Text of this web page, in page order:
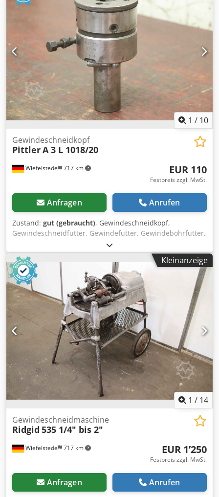
1 / 10
Wiefelstede 717 km
Gewindeschneidkopf
PittlerA 3 L 1018/20
EUR 110
Festpreis zzgl. MwSt.
Anfragen Anrufen
Zustand: gut (gebraucht), Gewindeschneidkopf,
Gewindeschneidfutter, Gewindefutter, Gewindebohrfutter,
Fräswerkzeug, Gewindeschneidapparat -Hersteller: Pittler,
selbstöffnender Gewindeschneidkopf -Typ: Modell A 3 L
1018/20 -Schneidbacken: nicht im Lieferumfang -Bohrung:
Ø 31/24 mm -Aufnahme: Ø 40 mm Cedpfjxc T Rlox Am Rorf
-Abmessung: 130/125/H170 mm -Gewicht: 3,6 kg
Kleinanzeige
1 / 14
Wiefelstede 717 km
Gewindeschneidmaschine
Ridgid 535 1/4" bis 2"
EUR 1’250
Festpreis zzgl. MwSt.
Anfragen Anrufen